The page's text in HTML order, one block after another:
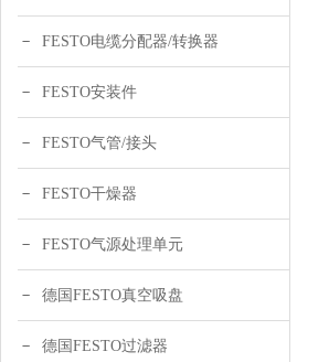
FESTO电缆分配器/转换器
FESTO安装件
FESTO气管/接头
FESTO干燥器
FESTO气源处理单元
德国FESTO真空吸盘
德国FESTO过滤器